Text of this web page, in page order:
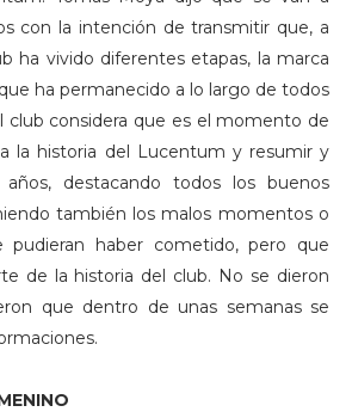
con la intención de transmitir que, a
ha vivido diferentes etapas, la marca
ha permanecido a lo largo de todos
club considera que es el momento de
la historia del Lucentum y resumir y
destacando todos los buenos
también los malos momentos o
pudieran haber cometido, pero que
de la historia del club. No se dieron
que dentro de unas semanas se